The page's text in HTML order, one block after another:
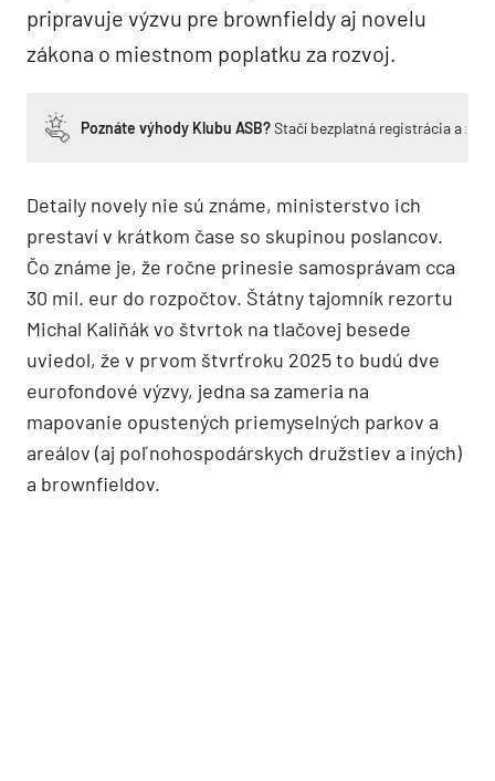
pripravuje výzvu pre brownfieldy aj novelu
zákona o miestnom poplatku za rozvoj.
Poznáte výhody Klubu ASB?Stačí bezplatná registrácia a
Detaily novely nie sú známe, ministerstvo ich
prestaví v krátkom čase so skupinou poslancov.
Čo známe je, že ročne prinesie samosprávam cca
30 mil. eur do rozpočtov. Štátny tajomník rezortu
Michal Kaliňák vo štvrtok na tlačovej besede
uviedol, že v prvom štvrťroku 2025 to budú dve
eurofondové výzvy, jedna sa zameria na
mapovanie opustených priemyselných parkov a
areálov (aj poľnohospodárskych družstiev a iných)
a brownfieldov.